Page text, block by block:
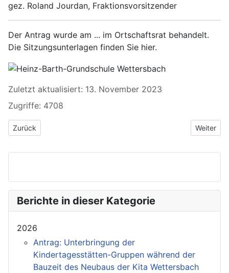
gez. Roland Jourdan, Fraktionsvorsitzender
Der Antrag wurde am ... im Ortschaftsrat behandelt.
Die Sitzungsunterlagen finden Sie hier.
Zuletzt aktualisiert: 13. November 2023
Zugriffe: 4708
Vorheriger Beitrag: Antrag: Ergänzungen am Waldenserweg
Zurück Nächster
Weiter
Berichte in dieser Kategorie
2026
Antrag: Unterbringung der
Kindertagesstätten-Gruppen während der
Bauzeit des Neubaus der Kita Wettersbach